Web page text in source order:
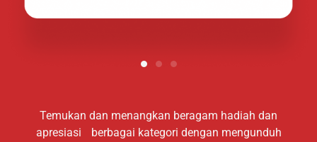
Temukan dan menangkan beragam hadiah dan
apresiasi berbagai kategori dengan mengunduh